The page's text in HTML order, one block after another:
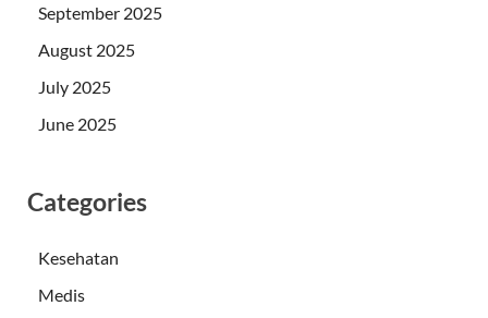
September 2025
August 2025
July 2025
June 2025
Categories
Kesehatan
Medis